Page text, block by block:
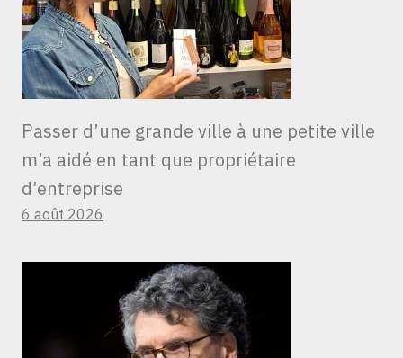
Passer d’une grande ville à une petite ville
m’a aidé en tant que propriétaire
d’entreprise
6 août 2026